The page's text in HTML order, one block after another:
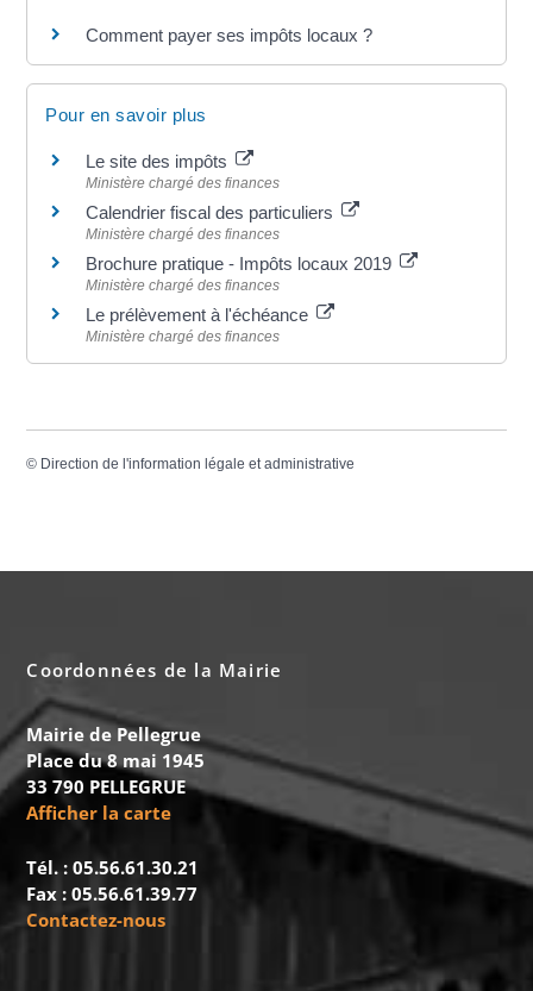
Comment payer ses impôts locaux ?
Pour en savoir plus
Le site des impôts
Ministère chargé des finances
Calendrier fiscal des particuliers
Ministère chargé des finances
Brochure pratique - Impôts locaux 2019
Ministère chargé des finances
Le prélèvement à l'échéance
Ministère chargé des finances
© Direction de l'information légale et administrative
Coordonnées de la Mairie
Mairie de Pellegrue
Place du 8 mai 1945
33 790 PELLEGRUE
Afficher la carte
Tél. : 05.56.61.30.21
Fax : 05.56.61.39.77
Contactez-nous